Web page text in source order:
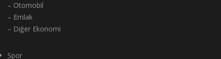
– Otomobil
– Emlak
– Diğer Ekonomi
Spor